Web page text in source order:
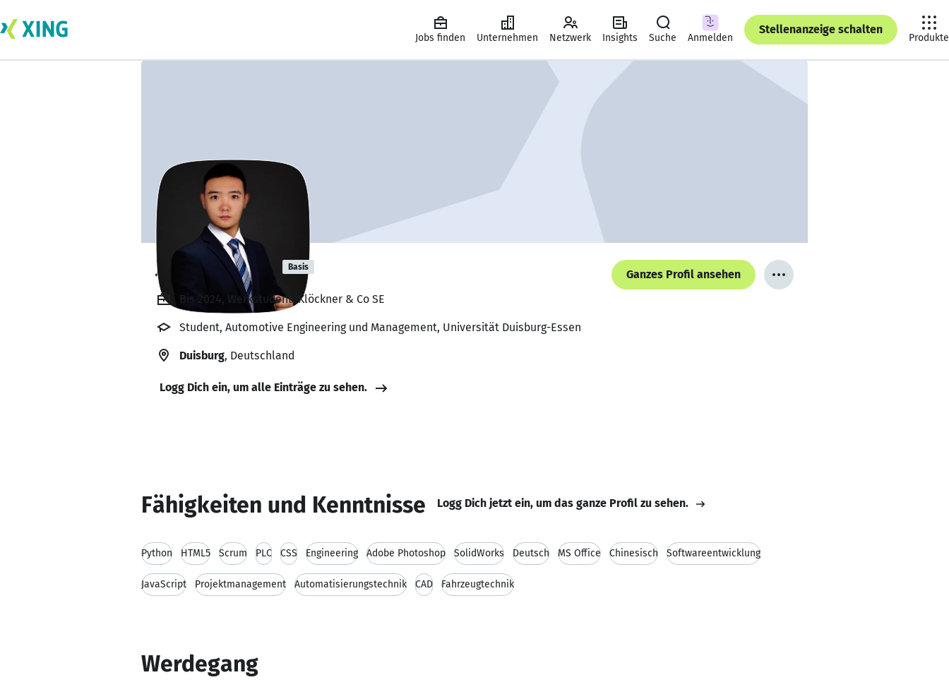
Jobs finden Unternehmen Netzwerk Insights Suche Anmelden
Stellenanzeige schalten
Produkte
Jiapeng Wang Basis
Ganzes Profil ansehen
Bis 2024, Werkstudent, Klöckner & Co SE
Student, Automotive Engineering und Management, Universität Duisburg-Essen
Duisburg, Deutschland
Logg Dich ein, um alle Einträge zu sehen.
Fähigkeiten und Kenntnisse Logg Dich jetzt ein, um das ganze Profil zu sehen.
Python HTML5 Scrum PLC CSS Engineering Adobe Photoshop SolidWorks Deutsch MS Office Chinesisch Softwareentwicklung
JavaScript Projektmanagement Automatisierungstechnik CAD Fahrzeugtechnik
Werdegang